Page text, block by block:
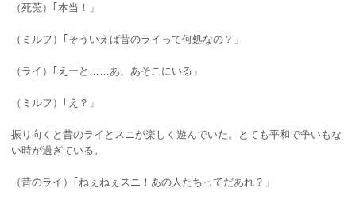
（死莵）｢本当！」
（ミルフ）｢そういえば昔のライって何処なの？」
（ライ）｢えーと……あ、あそこにいる」
（ミルフ）｢え？」
振り向くと昔のライとスニが楽しく遊んでいた。とても平和で争いもな
い時が過ぎている。
（昔のライ）｢ねぇねぇスニ！あの人たちってだあれ？」